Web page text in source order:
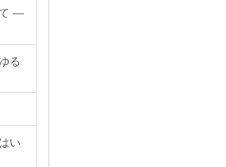
―
る
い